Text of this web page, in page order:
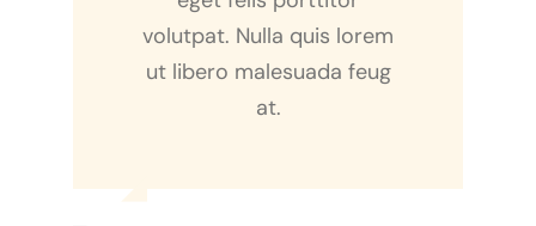
volutpat. Nulla quis lorem
ut libero malesuada feug
at.